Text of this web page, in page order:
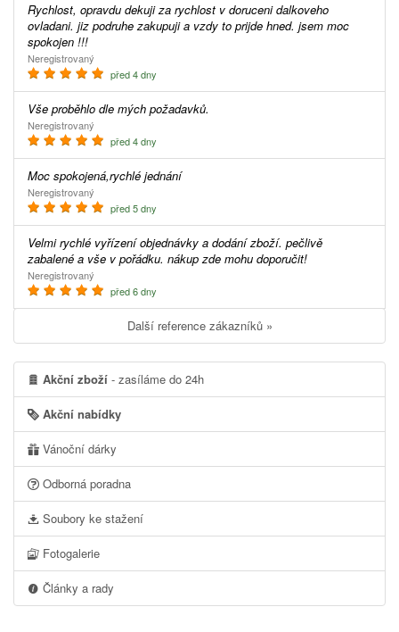
Rychlost, opravdu dekuji za rychlost v doruceni dalkoveho
ovladani. jiz podruhe zakupuji a vzdy to prijde hned. jsem moc
spokojen !!!
Neregistrovaný
před 4 dny
Vše proběhlo dle mých požadavků.
Neregistrovaný
před 4 dny
Moc spokojená,rychlé jednání
Neregistrovaný
před 5 dny
Velmi rychlé vyřízení objednávky a dodání zboží. pečlivě
zabalené a vše v pořádku. nákup zde mohu doporučit!
Neregistrovaný
před 6 dny
Další reference zákazníků »
Akční zboží - zasíláme do 24h
Akční nabídky
Vánoční dárky
Odborná poradna
Soubory ke stažení
Fotogalerie
Články a rady